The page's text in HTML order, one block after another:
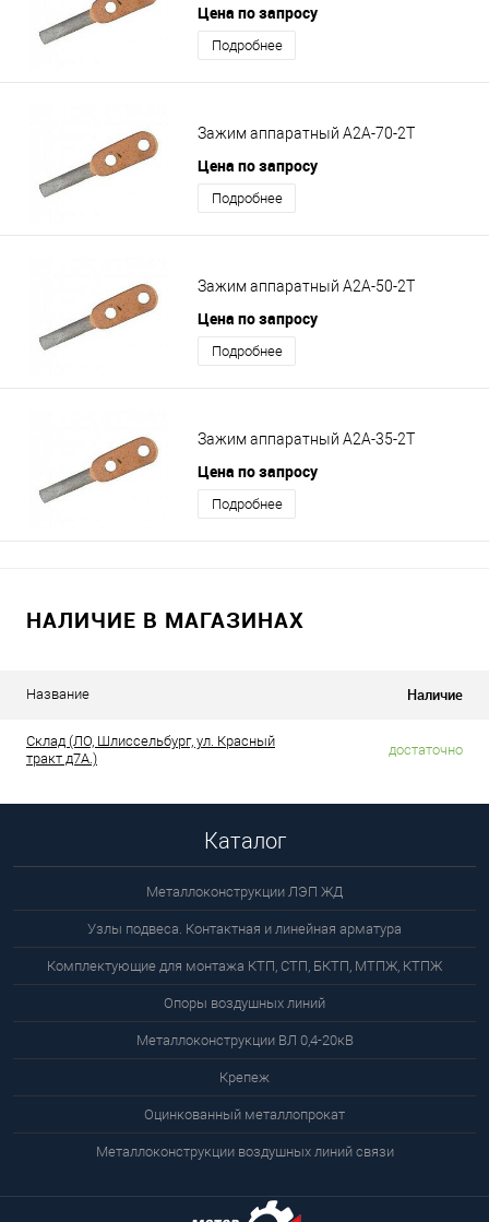
Цена по запросу
Подробнее
Зажим аппаратный А2А-70-2Т
Цена по запросу
Подробнее
Зажим аппаратный А2А-50-2Т
Цена по запросу
Подробнее
Зажим аппаратный А2А-35-2Т
Цена по запросу
Подробнее
НАЛИЧИЕ В МАГАЗИНАХ
Название Наличие
Склад (ЛО, Шлиссельбург, ул. Красный
тракт д7А.)
достаточно
Каталог
Металлоконструкции ЛЭП ЖД
Узлы подвеса. Контактная и линейная арматура
Комплектующие для монтажа КТП, СТП, БКТП, МТПЖ, КТПЖ
Опоры воздушных линий
Металлоконструкции ВЛ 0,4-20кВ
Крепеж
Оцинкованный металлопрокат
Металлоконструкции воздушных линий связи